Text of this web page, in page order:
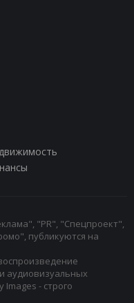
"PR", "Спецпроект",
публикуются на
аудиовизуальных
- строго